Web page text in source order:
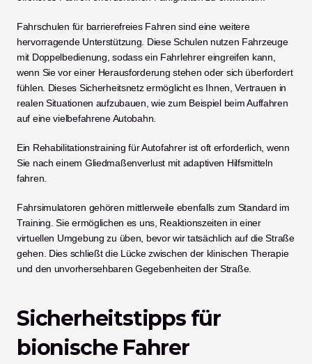
Fahrschulen für barrierefreies Fahren sind eine weitere
hervorragende Unterstützung. Diese Schulen nutzen Fahrzeuge
mit Doppelbedienung, sodass ein Fahrlehrer eingreifen kann,
wenn Sie vor einer Herausforderung stehen oder sich überfordert
fühlen. Dieses Sicherheitsnetz ermöglicht es Ihnen, Vertrauen in
realen Situationen aufzubauen, wie zum Beispiel beim Auffahren
auf eine vielbefahrene Autobahn.
Ein Rehabilitationstraining für Autofahrer ist oft erforderlich, wenn
Sie nach einem Gliedmaßenverlust mit adaptiven Hilfsmitteln
fahren.
Fahrsimulatoren gehören mittlerweile ebenfalls zum Standard im
Training. Sie ermöglichen es uns, Reaktionszeiten in einer
virtuellen Umgebung zu üben, bevor wir tatsächlich auf die Straße
gehen. Dies schließt die Lücke zwischen der klinischen Therapie
und den unvorhersehbaren Gegebenheiten der Straße.
Sicherheitstipps für
bionische Fahrer